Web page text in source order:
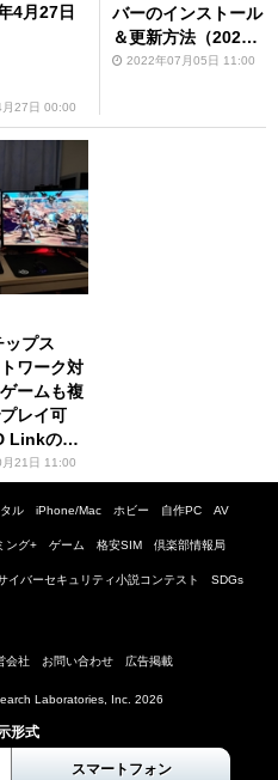
4月27日
27日 00:00
バーのインストール
＆更新方法（2022
年6月版）
2022年07月05日 11:00
ップス
ワーク対
ームも複
レイ可
Linkのマ
機能を使
21日 11:00
ル iPhone/Mac ホビー 自作PC AV
ング+ ゲーム 格安SIM 倶楽部情報局
イバーセキュリティ小説コンテスト SDGs
会社 お問い合わせ 広告掲載
Laboratories, Inc. 2026
形式
スマートフォン